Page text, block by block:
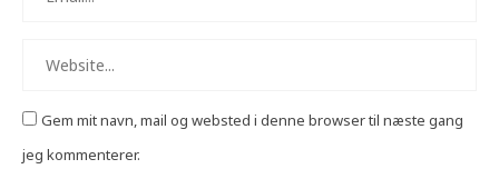
Gem mit navn, mail og websted i denne browser til næste gang
jeg kommenterer.